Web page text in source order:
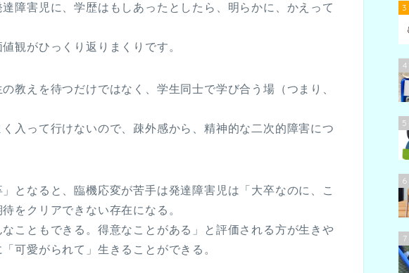
障害児に、学歴はもしあったとしたら、明らかに、かえって
なる」と。
観がひっくり返りまくりです。
教えを待つだけではなく、学生同士で学び合う場（つまり、
入って行けないので、疎外感から、精神的な二次的障害につ
となると、臨機応変が苦手は発達障害児は「大卒なのに、こ
をクリアできない存在になる。
こともできる。得意なことがある」と評価される方が生きや
可愛がられて」生きることができる。
3
4
5
6
7